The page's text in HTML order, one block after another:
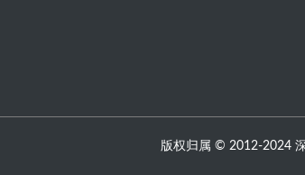
版权归属 © 2012-2024